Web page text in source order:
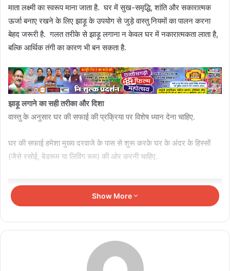
माता लक्ष्मी का स्वरूप माना जाता है. घर में सुख-समृद्धि, शांति और सकारात्मक
ऊर्जा बनाए रखने के लिए झाड़ू के उपयोग से जुड़े वास्तु नियमों का पालन करना
बेहद जरूरी है. गलत तरीके से झाड़ू लगाना न केवल घर में नकारात्मकता लाता है,
बल्कि आर्थिक तंगी का कारण भी बन सकता है.
झाड़ू लगाने का सही तरीका और दिशा
वास्तु के अनुसार घर की सफाई की प्रक्रिया पर विशेष ध्यान देना चाहिए.
घर की सफाई हमेशा मुख्य दरवाजे के पास से शुरू करके घर के अंदर के हिस्सों
(जैसे रसोई, बेडरूम या लिविंग रूम) की ओर करनी चाहिए.
Related Articles
August 5, 2026
वास्तु अनुसार घर में तुलसी रखने की सही दिशा, बढ़ेगी सुख-
Show More